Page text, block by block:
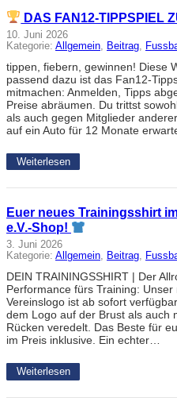
DAS FAN12-TIPPSPIEL
10. Juni 2026
Kategorie: Allgemein, Beitrag,
tippen, fiebern, gewinnen! Diese
passend dazu ist das Fan12-
mitmachen: Anmelden, Tipps
Preise abräumen. Du trittst
als auch gegen Mitglieder
auf ein Auto für 12 Monate
Weiterlesen
Euer neues Trainingsshirt
e.V.-Shop!
3. Juni 2026
Kategorie: Allgemein, Beitrag,
DEIN TRAININGSSHIRT | Der
Performance fürs Training:
Vereinslogo ist ab sofort
dem Logo auf der Brust als auch
Rücken veredelt. Das Beste für
im Preis inklusive. Ein echter…
Weiterlesen